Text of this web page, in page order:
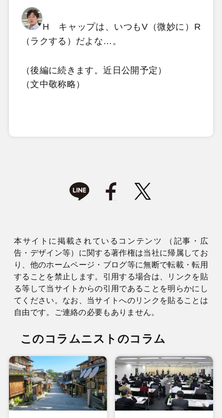
H キャップは、いつもV（微妙に）R
（ラクする）だよな…。
（後編に続きます。近日公開予定）
（文中敬称略）
本サイトに掲載されているコンテンツ （記事・広
告・デザイン等）に関する著作権は当社に帰属してお
り、他のホームページ・ブログ等に無断で転載・転用
することを禁止します。引用する場合は、リンクを貼
る等して当サイトからの引用であることを明らかにし
てください。なお、当サイトへのリンクを貼ることは
自由です。ご連絡の必要もありません。
このコラムニストのコラム